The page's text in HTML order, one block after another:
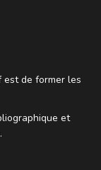
est de former les
et